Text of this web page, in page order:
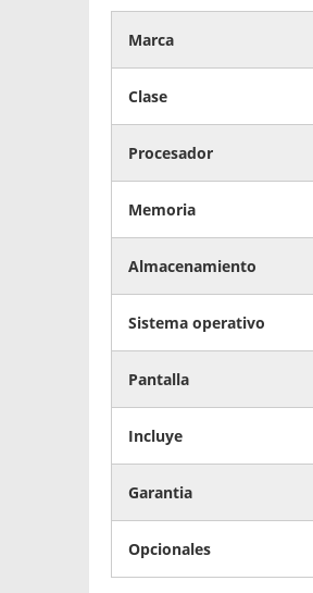
Marca
Clase
Procesador
Memoria
Almacenamiento
Sistema operativo
Pantalla
Incluye
Garantia
Opcionales